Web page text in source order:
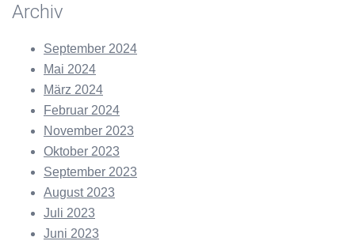
Archiv
September 2024
Mai 2024
März 2024
Februar 2024
November 2023
Oktober 2023
September 2023
August 2023
Juli 2023
Juni 2023